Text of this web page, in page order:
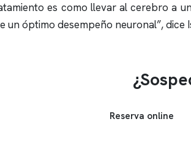
es como llevar al cerebro a
un óptimo desempeño neuronal”, dice
Reserva online